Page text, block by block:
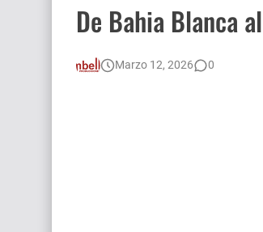
De Bahia Blanca
Marzo 12, 2026 0